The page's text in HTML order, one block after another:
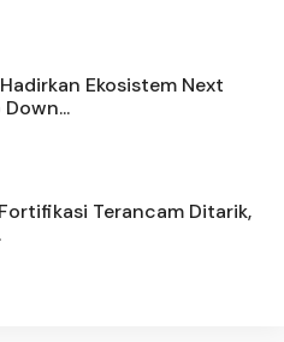
Ekosistem Next
Terancam Ditarik,